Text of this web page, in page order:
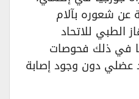
عن شعوره بآلام
الطبي للاتحاد
في ذلك فحوصات
دون وجود إصابة